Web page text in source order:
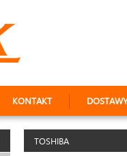
KONTAKT DOSTAWY
TOSHIBA